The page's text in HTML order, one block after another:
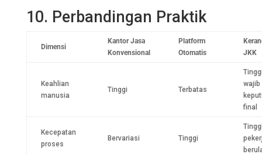
10. Perbandingan Praktik
Dimensi
Kantor Jasa
Konvensional
Platform
Otomatis
JKK
Keahlian
manusia
Tinggi Terbatas
wajib
final
Kecepatan
proses
Bervariasi Tinggi